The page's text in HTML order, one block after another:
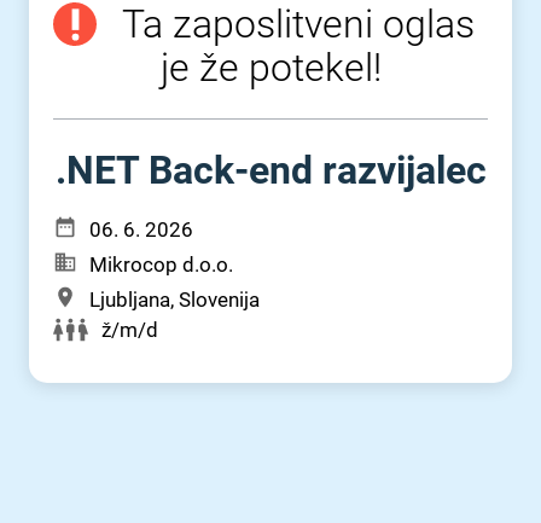
Ta zaposlitveni oglas
je že potekel!
.NET Back-end razvijalec
06. 6. 2026
Mikrocop d.o.o.
Ljubljana, Slovenija
ž/m/d